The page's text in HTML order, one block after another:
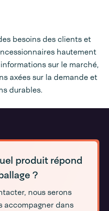
besoins des clients et
hautement
sur le marché,
axées sur la demande et
durables.
produit répond
?
nous serons
accompagner dans